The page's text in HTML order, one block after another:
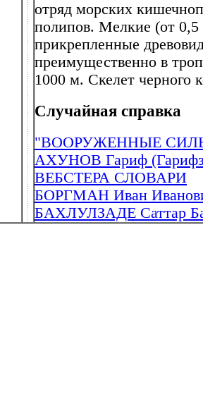
отряд морских
полипов. Мелкие (от
прикрепленные
преимущественно в
1000 м. Скелет черного
Случайная справка
"ВООРУЖЕННЫЕ
АХУНОВ Гариф
ВЕБСТЕРА СЛОВАРИ
БОРГМАН Иван
БАХЛУЛЗАДЕ Саттар